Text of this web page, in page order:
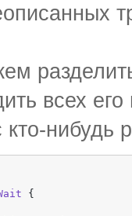
всех
нибудь
{